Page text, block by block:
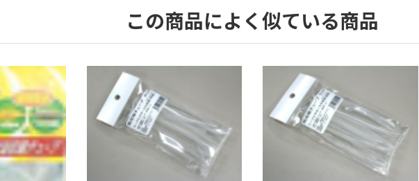
この商品によく似ている商品